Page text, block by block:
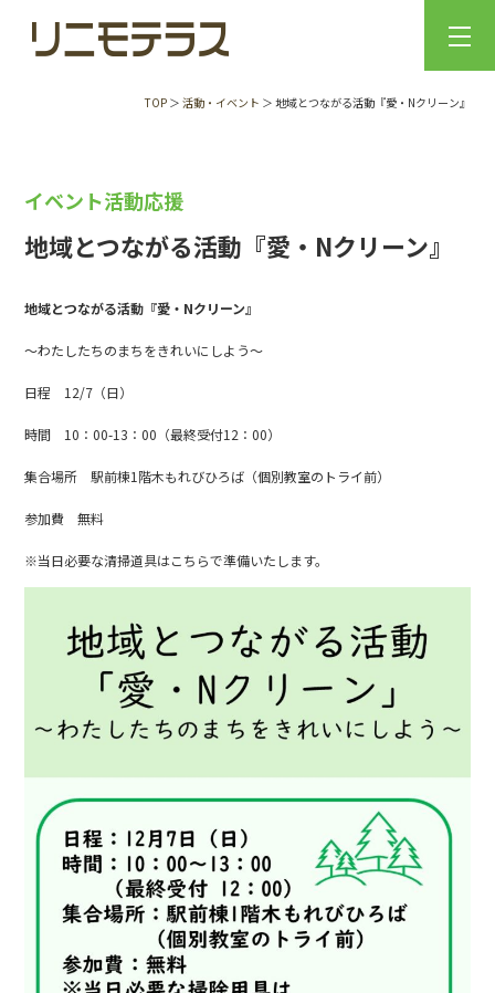
TOP＞ 活動・イベント ＞ 地域とつながる活動『愛・Nクリーン』
イベント活動応援
地域とつながる活動『愛・Nクリーン』
地域とつながる活動『愛・Nクリーン』
～わたしたちのまちをきれいにしよう～
日程 12/7（日）
時間 10：00-13：00（最終受付12：00）
集合場所 駅前棟1階木もれびひろば（個別教室のトライ前）
参加費 無料
※当日必要な清掃道具はこちらで準備いたします。